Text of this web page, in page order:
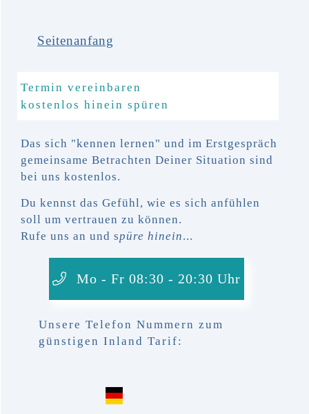
Seitenanfang
Termin vereinbaren
kostenlos hinein spüren
Das sich "kennen lernen" und im Erstgespräch
gemeinsame Betrachten Deiner Situation sind
bei uns kostenlos.
Du kennst das Gefühl, wie es sich anfühlen
soll um vertrauen zu können.
Rufe uns an und spüre hinein...
Mo - Fr 08:30 - 20:30 Uhr
Unsere Telefon Nummern zum
günstigen Inland Tarif: